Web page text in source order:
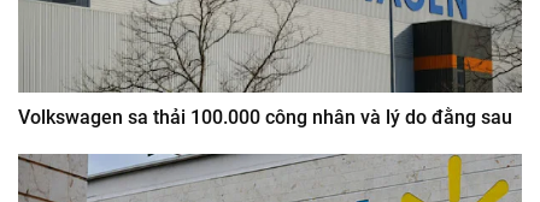
Volkswagen sa thải 100.000 công nhân và lý do đằng sau